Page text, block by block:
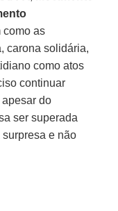
como as
carona solidária,
como atos
continuar
do
ser superada
e não